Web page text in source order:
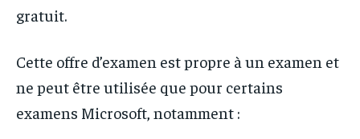
gratuit.
Cette offre d’examen est propre à un examen et
ne peut être utilisée que pour certains
examens Microsoft, notamment :